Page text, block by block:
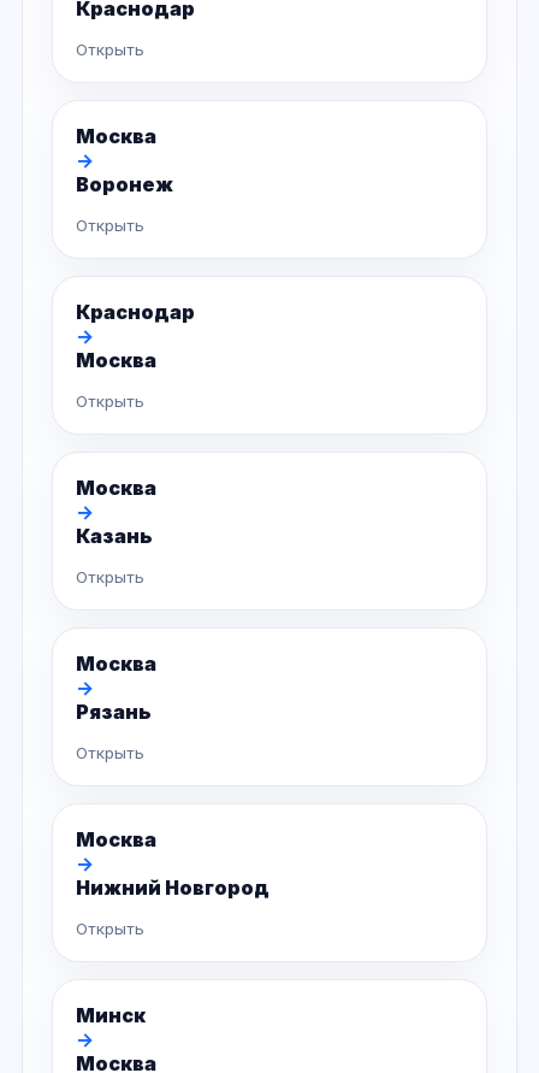
Краснодар
Открыть
Москва
→
Воронеж
Открыть
Краснодар
→
Москва
Открыть
Москва
→
Казань
Открыть
Москва
→
Рязань
Открыть
Москва
→
Нижний Новгород
Открыть
Минск
→
Москва